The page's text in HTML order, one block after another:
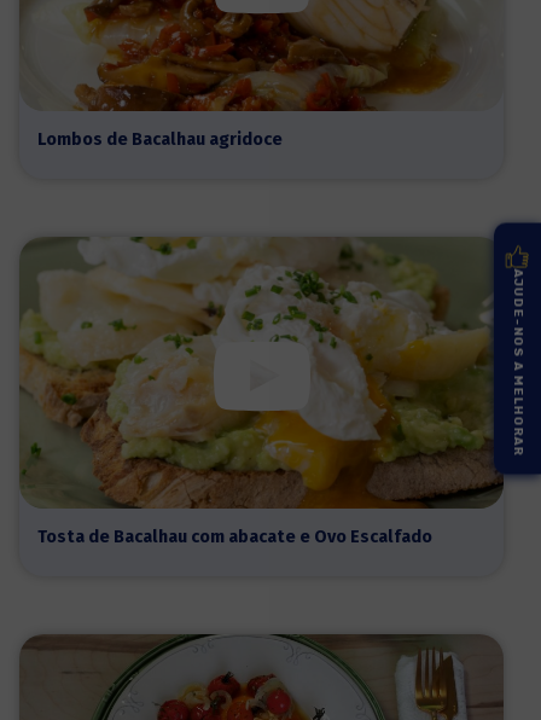
Lombos de Bacalhau agridoce
Tosta de Bacalhau com abacate e Ovo Escalfado
AJUDE-NOS A MELHORAR